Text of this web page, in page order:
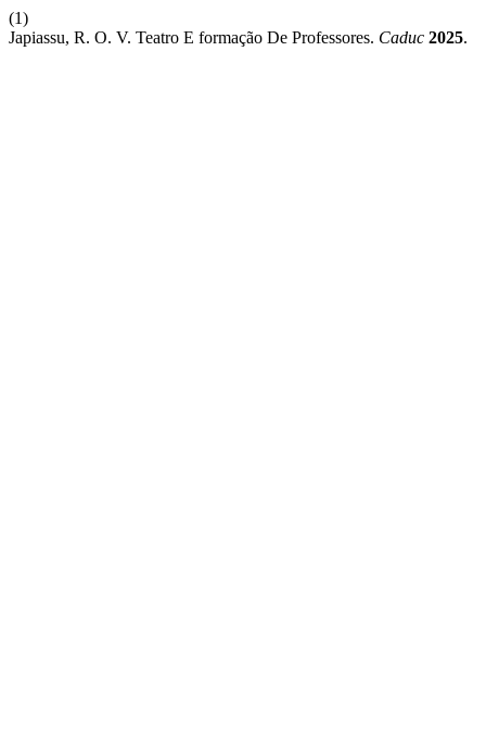
(1)
Japiassu, R. O. V. Teatro E formação De Professores. Caduc 2025.